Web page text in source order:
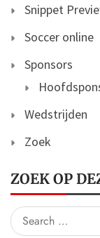
Snippet
Soccer online
Sponsors
Wedstrijden
Zoek
ZOEK OP
Search
for: